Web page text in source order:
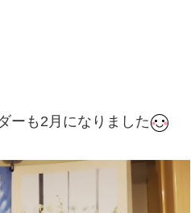
ーも2月になりました